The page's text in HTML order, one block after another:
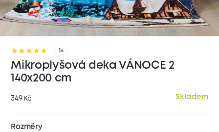
1×
Mikroplyšová deka VÁNOCE 2
140x200 cm
349 Kč Skladem
Rozměry